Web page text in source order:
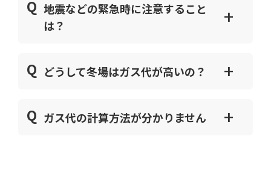
地震などの緊急時に注意すること
は？
どうして冬場はガス代が高いの？
ガス代の計算方法が分かりません